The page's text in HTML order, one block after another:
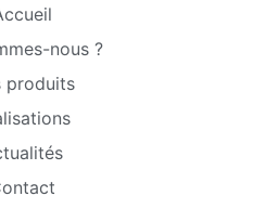
nous ?
produits